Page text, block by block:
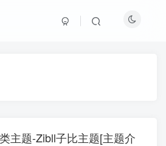
主题-Zibll子比主题[主题介